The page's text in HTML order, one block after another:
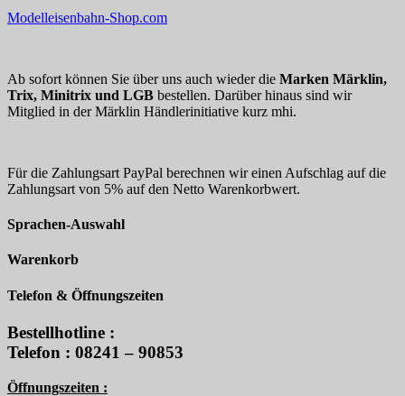
Modelleisenbahn-Shop.com
Ab sofort können Sie über uns auch wieder die Marken Märklin,
Trix, Minitrix und LGB bestellen. Darüber hinaus sind wir
Mitglied in der Märklin Händlerinitiative kurz mhi.
Für die Zahlungsart PayPal berechnen wir einen Aufschlag auf die
Zahlungsart von 5% auf den Netto Warenkorbwert.
Sprachen-Auswahl
Warenkorb
Telefon & Öffnungszeiten
Bestellhotline :
Telefon : 08241 – 90853
Öffnungszeiten :